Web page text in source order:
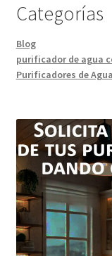
Categorías
Blog
purificador de agua
Purificadores de